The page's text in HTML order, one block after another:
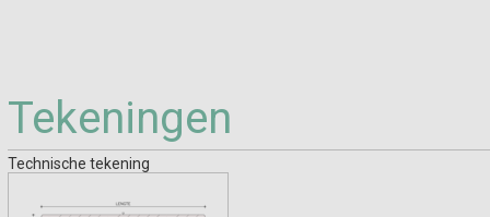
Tekeningen
Technische tekening